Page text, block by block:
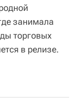
занимала
торговых
в релизе.